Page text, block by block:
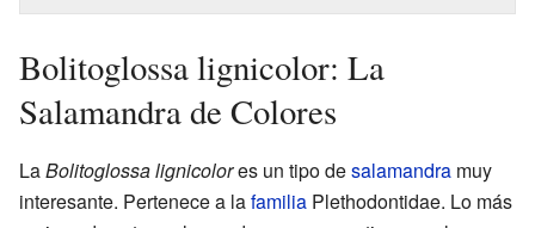
Bolitoglossa lignicolor: La
Salamandra de Colores
LaBolitoglossa lignicolores un tipo desalamandra muy
interesante. Pertenece a lafamilia Plethodontidae. Lo más